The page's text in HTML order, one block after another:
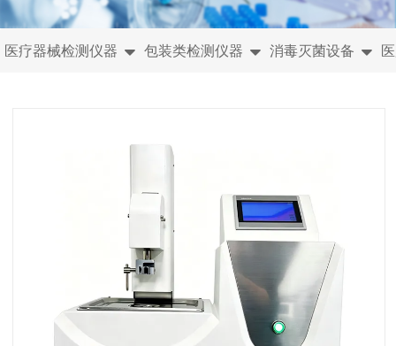
医疗器械检测仪器  包装类检测仪器  消毒灭菌设备 